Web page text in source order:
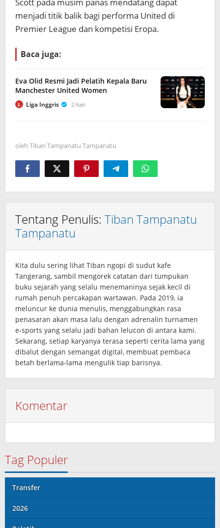
menjadi titik balik bagi performa United di
Premier League dan kompetisi Eropa.
Baca juga:
Eva Olid Resmi Jadi Pelatih Kepala Baru
Manchester United Women
L Liga Inggris 2 hari
oleh Tiban Tampanatu Tampanatu
Tentang Penulis: Tiban Tampanatu
Tampanatu
Kita dulu sering lihat Tiban ngopi di sudut kafe
Tangerang, sambil mengorek catatan dari tumpukan
buku sejarah yang selalu menemaninya sejak kecil di
rumah penuh percakapan wartawan. Pada 2019, ia
meluncur ke dunia menulis, menggabungkan rasa
penasaran akan masa lalu dengan adrenalin turnamen
e‑sports yang selalu jadi bahan lelucon di antara kami.
Sekarang, setiap karyanya terasa seperti cerita lama yang
dibalut dengan semangat digital, membuat pembaca
betah berlama‑lama mengulik tiap barisnya.
Komentar
Tag Populer
Transfer
2026